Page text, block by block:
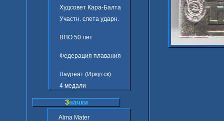
Худсовет Кара-Балта
Участн. слета ударн.
ВПО 50 лет
Федерация плавания
Лауреат (Иркутск)
4 медали
Значки
Alma Mater